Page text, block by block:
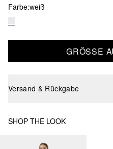
Farbe:weiß
GRÖSSE
Versand & Rückgabe
SHOP THE LOOK